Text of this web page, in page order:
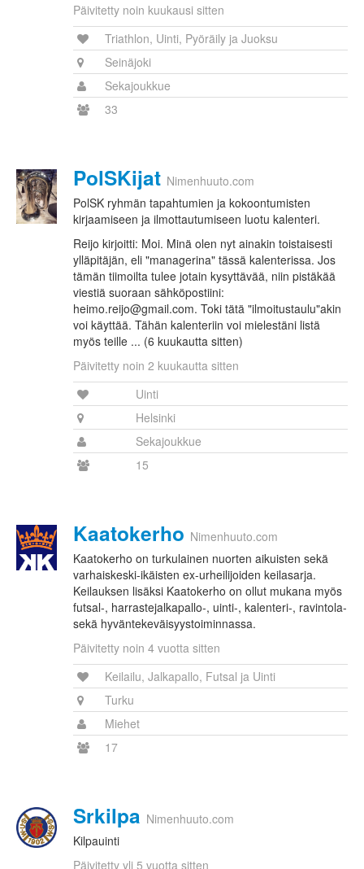
Päivitetty noin kuukausi sitten
Triathlon, Uinti, Pyöräily ja Juoksu
Seinäjoki
Sekajoukkue
33
PolSKijat Nimenhuuto.com
PolSK ryhmän tapahtumien ja kokoontumisten
kirjaamiseen ja ilmottautumiseen luotu kalenteri.
Reijo kirjoitti: Moi. Minä olen nyt ainakin toistaisesti
ylläpitäjän, eli "managerina" tässä kalenterissa. Jos
tämän tiimoilta tulee jotain kysyttävää, niin pistäkää
viestiä suoraan sähköpostiini:
heimo.reijo@gmail.com. Toki tätä "ilmoitustaulu"akin
voi käyttää. Tähän kalenteriin voi mielestäni listä
myös teille ... (6 kuukautta sitten)
Päivitetty noin 2 kuukautta sitten
Uinti
Helsinki
Sekajoukkue
15
Kaatokerho Nimenhuuto.com
Kaatokerho on turkulainen nuorten aikuisten sekä
varhaiskeski-ikäisten ex-urheilijoiden keilasarja.
Keilauksen lisäksi Kaatokerho on ollut mukana myös
futsal-, harrastejalkapallo-, uinti-, kalenteri-, ravintola-
sekä hyväntekeväisyystoiminnassa.
Päivitetty noin 4 vuotta sitten
Keilailu, Jalkapallo, Futsal ja Uinti
Turku
Miehet
17
Srkilpa Nimenhuuto.com
Kilpauinti
Päivitetty yli 5 vuotta sitten